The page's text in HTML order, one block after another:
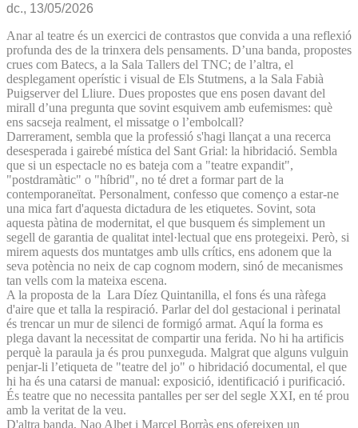
dc., 13/05/2026
Anar al teatre és un exercici de contrastos que convida a una reflexió
profunda des de la trinxera dels pensaments. D’una banda, propostes
crues com Batecs, a la Sala Tallers del TNC; de l’altra, el
desplegament operístic i visual de Els Stutmens, a la Sala Fabià
Puigserver del Lliure. Dues propostes que ens posen davant del
mirall d’una pregunta que sovint esquivem amb eufemismes: què
ens sacseja realment, el missatge o l’embolcall?
Darrerament, sembla que la professió s'hagi llançat a una recerca
desesperada i gairebé mística del Sant Grial: la hibridació. Sembla
que si un espectacle no es bateja com a "teatre expandit",
"postdramàtic" o "híbrid", no té dret a formar part de la
contemporaneïtat. Personalment, confesso que començo a estar-ne
una mica fart d'aquesta dictadura de les etiquetes. Sovint, sota
aquesta pàtina de modernitat, el que busquem és simplement un
segell de garantia de qualitat intel·lectual que ens protegeixi. Però, si
mirem aquests dos muntatges amb ulls crítics, ens adonem que la
seva potència no neix de cap cognom modern, sinó de mecanismes
tan vells com la mateixa escena.
A la proposta de la Lara Díez Quintanilla, el fons és una ràfega
d'aire que et talla la respiració. Parlar del dol gestacional i perinatal
és trencar un mur de silenci de formigó armat. Aquí la forma es
plega davant la necessitat de compartir una ferida. No hi ha artificis
perquè la paraula ja és prou punxeguda. Malgrat que alguns vulguin
penjar-li l’etiqueta de "teatre del jo" o hibridació documental, el que
hi ha és una catarsi de manual: exposició, identificació i purificació.
És teatre que no necessita pantalles per ser del segle XXI, en té prou
amb la veritat de la veu.
D'altra banda, Nao Albet i Marcel Borràs ens ofereixen un